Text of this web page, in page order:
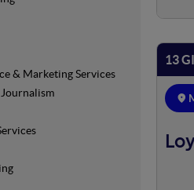
& Marketing Services
13